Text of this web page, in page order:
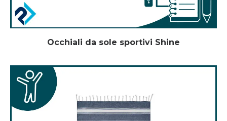
Occhiali da sole sportivi Shine